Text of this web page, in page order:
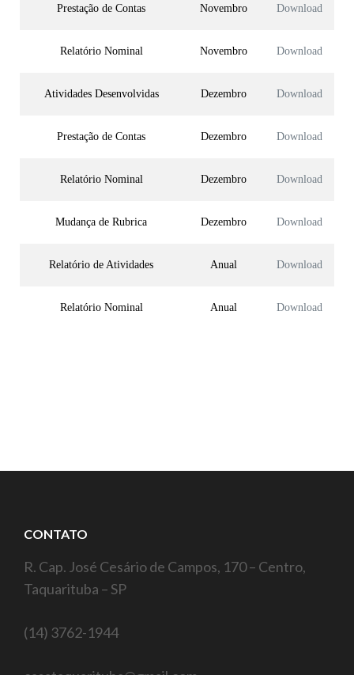
Prestação de Contas Novembro Download
Relatório Nominal Novembro Download
Atividades Desenvolvidas Dezembro Download
Prestação de Contas Dezembro Download
Relatório Nominal Dezembro Download
Mudança de Rubrica Dezembro Download
Relatório de Atividades Anual Download
Relatório Nominal Anual Download
CONTATO
R. Cap. José Cesário de Campos, 170 – Centro,
Taquarituba – SP
(14) 3762-1944